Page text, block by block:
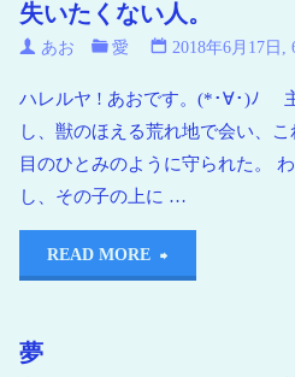
失いたくない人。
あお 愛 2018年6月17日,
ハレルヤ ! あおです。(*･∀･)ﾉ
し、獣のほえる荒れ地で会い、こ
目のひとみのように守られた。
し、その子の上に …
READ MORE
夢